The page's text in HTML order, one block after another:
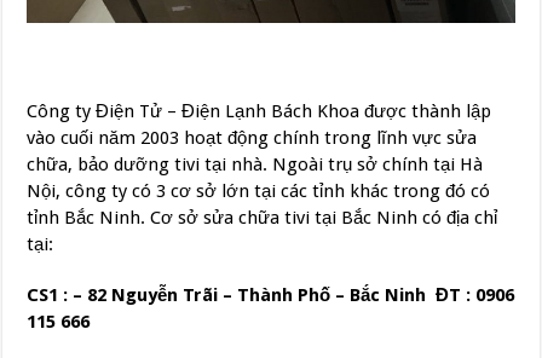
Công ty Điện Tử – Điện Lạnh Bách Khoa được thành lập
vào cuối năm 2003 hoạt động chính trong lĩnh vực sửa
chữa, bảo dưỡng tivi tại nhà. Ngoài trụ sở chính tại Hà
Nội, công ty có 3 cơ sở lớn tại các tỉnh khác trong đó có
tỉnh Bắc Ninh. Cơ sở sửa chữa tivi tại Bắc Ninh có địa chỉ
tại:
CS1 : – 82 Nguyễn Trãi – Thành Phố – Bắc Ninh ĐT : 0906
115 666